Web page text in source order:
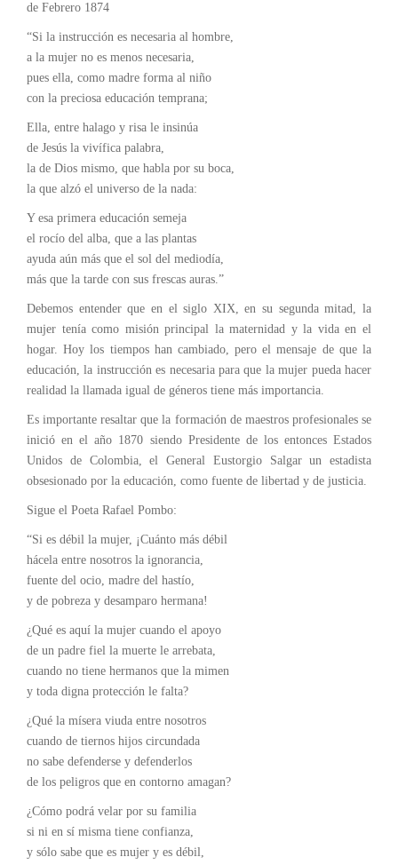
de Febrero 1874
“Si la instrucción es necesaria al hombre,
a la mujer no es menos necesaria,
pues ella, como madre forma al niño
con la preciosa educación temprana;
Ella, entre halago y risa le insinúa
de Jesús la vivífica palabra,
la de Dios mismo, que habla por su boca,
la que alzó el universo de la nada:
Y esa primera educación semeja
el rocío del alba, que a las plantas
ayuda aún más que el sol del mediodía,
más que la tarde con sus frescas auras.”
Debemos entender que en el siglo XIX, en su segunda mitad, la
mujer tenía como misión principal la maternidad y la vida en el
hogar. Hoy los tiempos han cambiado, pero el mensaje de que la
educación, la instrucción es necesaria para que la mujer pueda hacer
realidad la llamada igual de géneros tiene más importancia.
Es importante resaltar que la formación de maestros profesionales se
inició en el año 1870 siendo Presidente de los entonces Estados
Unidos de Colombia, el General Eustorgio Salgar un estadista
obsesionado por la educación, como fuente de libertad y de justicia.
Sigue el Poeta Rafael Pombo:
“Si es débil la mujer, ¡Cuánto más débil
hácela entre nosotros la ignorancia,
fuente del ocio, madre del hastío,
y de pobreza y desamparo hermana!
¿Qué es aquí la mujer cuando el apoyo
de un padre fiel la muerte le arrebata,
cuando no tiene hermanos que la mimen
y toda digna protección le falta?
¿Qué la mísera viuda entre nosotros
cuando de tiernos hijos circundada
no sabe defenderse y defenderlos
de los peligros que en contorno amagan?
¿Cómo podrá velar por su familia
si ni en sí misma tiene confianza,
y sólo sabe que es mujer y es débil,